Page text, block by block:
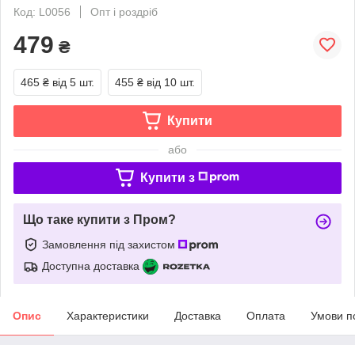
Код: L0056
Опт і роздріб
479 ₴
465 ₴ від 5 шт. 455 ₴ від 10 шт.
Купити
або
Купити з
Що таке купити з Пром?
Замовлення під захистом
Доступна доставка
Опис Характеристики Доставка Оплата Умови